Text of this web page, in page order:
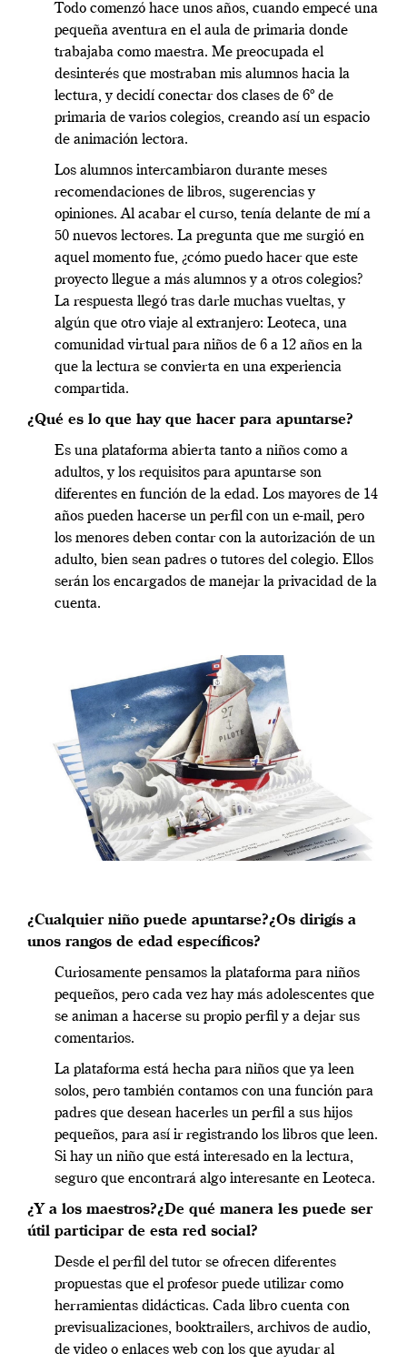
Todo comenzó hace unos años, cuando empecé una
pequeña aventura en el aula de primaria donde
trabajaba como maestra. Me preocupada el
desinterés que mostraban mis alumnos hacia la
lectura, y decidí conectar dos clases de 6º de
primaria de varios colegios, creando así un espacio
de animación lectora.
Los alumnos intercambiaron durante meses
recomendaciones de libros, sugerencias y
opiniones. Al acabar el curso, tenía delante de mí a
50 nuevos lectores. La pregunta que me surgió en
aquel momento fue, ¿cómo puedo hacer que este
proyecto llegue a más alumnos y a otros colegios?
La respuesta llegó tras darle muchas vueltas, y
algún que otro viaje al extranjero: Leoteca, una
comunidad virtual para niños de 6 a 12 años en la
que la lectura se convierta en una experiencia
compartida.
¿Qué es lo que hay que hacer para apuntarse?
Es una plataforma abierta tanto a niños como a
adultos, y los requisitos para apuntarse son
diferentes en función de la edad. Los mayores de 14
años pueden hacerse un perfil con un e-mail, pero
los menores deben contar con la autorización de un
adulto, bien sean padres o tutores del colegio. Ellos
serán los encargados de manejar la privacidad de la
cuenta.
¿Cualquier niño puede apuntarse?¿Os dirigís a
unos rangos de edad específicos?
Curiosamente pensamos la plataforma para niños
pequeños, pero cada vez hay más adolescentes que
se animan a hacerse su propio perfil y a dejar sus
comentarios.
La plataforma está hecha para niños que ya leen
solos, pero también contamos con una función para
padres que desean hacerles un perfil a sus hijos
pequeños, para así ir registrando los libros que leen.
Si hay un niño que está interesado en la lectura,
seguro que encontrará algo interesante en Leoteca.
¿Y a los maestros?¿De qué manera les puede ser
útil participar de esta red social?
Desde el perfil del tutor se ofrecen diferentes
propuestas que el profesor puede utilizar como
herramientas didácticas. Cada libro cuenta con
previsualizaciones, booktrailers, archivos de audio,
de video o enlaces web con los que ayudar al